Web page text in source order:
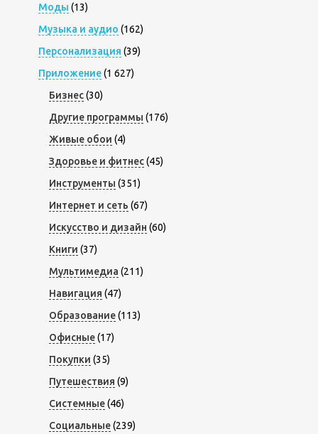
Моды (13)
Музыка и аудио (162)
Персонализация (39)
Приложение(1 627)
Бизнес(30)
Другие программы (176)
Живые обои (4)
Здоровье и фитнес(45)
Инструменты (351)
Интернет и сеть (67)
Искусство и дизайн (60)
Книги (37)
Мультимедиа (211)
Навигация (47)
Образование(113)
Офисные(17)
Покупки (35)
Путешествия (9)
Системные(46)
Социальные(239)